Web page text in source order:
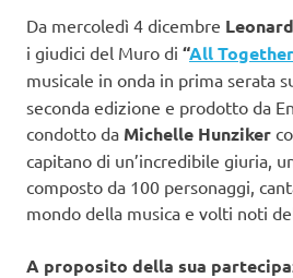
Da mercoledì 4 dicembre
i giudici del Muro di “All
musicale in onda in prima serata
seconda edizione e prodotto da
condotto da Michelle Hunziker
capitano di un’incredibile giuria,
composto da 100 personaggi,
mondo della musica e volti noti
A proposito della sua